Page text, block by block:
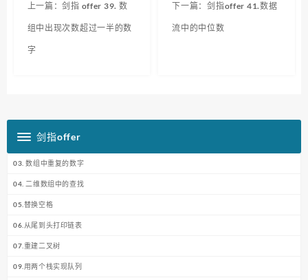
上一篇：剑指 offer 39. 数
组中出现次数超过一半的数
字
下一篇：剑指offer 41.数据
流中的中位数
剑指offer
03. 数组中重复的数字
04. 二维数组中的查找
05.替换空格
06.从尾到头打印链表
07.重建二叉树
09.用两个栈实现队列